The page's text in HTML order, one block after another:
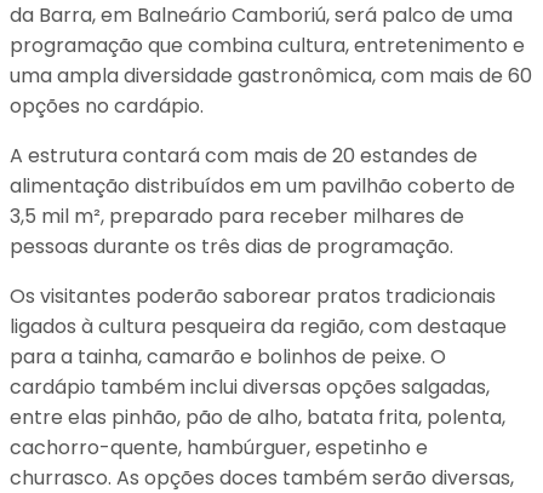
da Barra, em Balneário Camboriú, será palco de uma
programação que combina cultura, entretenimento e
uma ampla diversidade gastronômica, com mais de 60
opções no cardápio.
A estrutura contará com mais de 20 estandes de
alimentação distribuídos em um pavilhão coberto de
3,5 mil m², preparado para receber milhares de
pessoas durante os três dias de programação.
Os visitantes poderão saborear pratos tradicionais
ligados à cultura pesqueira da região, com destaque
para a tainha, camarão e bolinhos de peixe. O
cardápio também inclui diversas opções salgadas,
entre elas pinhão, pão de alho, batata frita, polenta,
cachorro-quente, hambúrguer, espetinho e
churrasco. As opções doces também serão diversas,